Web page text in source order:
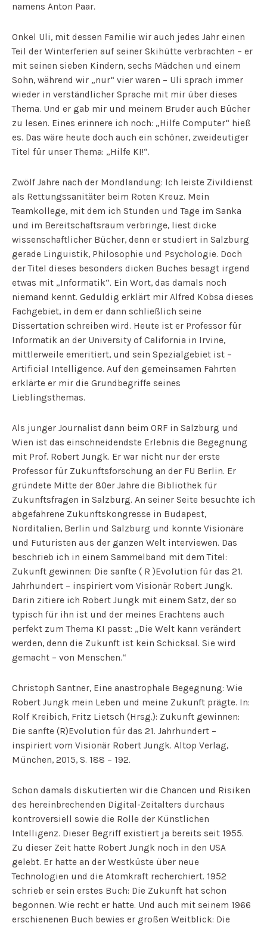
namens Anton Paar.
Onkel Uli, mit dessen Familie wir auch jedes Jahr einen
Teil der Winterferien auf seiner Skihütte verbrachten – er
mit seinen sieben Kindern, sechs Mädchen und einem
Sohn, während wir „nur“ vier waren – Uli sprach immer
wieder in verständlicher Sprache mit mir über dieses
Thema. Und er gab mir und meinem Bruder auch Bücher
zu lesen. Eines erinnere ich noch: „Hilfe Computer“ hieß
es. Das wäre heute doch auch ein schöner, zweideutiger
Titel für unser Thema: „Hilfe KI!“.
Zwölf Jahre nach der Mondlandung: Ich leiste Zivildienst
als Rettungssanitäter beim Roten Kreuz. Mein
Teamkollege, mit dem ich Stunden und Tage im Sanka
und im Bereitschaftsraum verbringe, liest dicke
wissenschaftlicher Bücher, denn er studiert in Salzburg
gerade Linguistik, Philosophie und Psychologie. Doch
der Titel dieses besonders dicken Buches besagt irgend
etwas mit „Informatik“. Ein Wort, das damals noch
niemand kennt. Geduldig erklärt mir Alfred Kobsa dieses
Fachgebiet, in dem er dann schließlich seine
Dissertation schreiben wird. Heute ist er Professor für
Informatik an der University of California in Irvine,
mittlerweile emeritiert, und sein Spezialgebiet ist –
Artificial Intelligence. Auf den gemeinsamen Fahrten
erklärte er mir die Grundbegriffe seines
Lieblingsthemas.
Als junger Journalist dann beim ORF in Salzburg und
Wien ist das einschneidendste Erlebnis die Begegnung
mit Prof. Robert Jungk. Er war nicht nur der erste
Professor für Zukunftsforschung an der FU Berlin. Er
gründete Mitte der 80er Jahre die Bibliothek für
Zukunftsfragen in Salzburg. An seiner Seite besuchte ich
abgefahrene Zukunftskongresse in Budapest,
Norditalien, Berlin und Salzburg und konnte Visionäre
und Futuristen aus der ganzen Welt interviewen. Das
beschrieb ich in einem Sammelband mit dem Titel:
Zukunft gewinnen: Die sanfte ( R )Evolution für das 21.
Jahrhundert – inspiriert vom Visionär Robert Jungk.
Darin zitiere ich Robert Jungk mit einem Satz, der so
typisch für ihn ist und der meines Erachtens auch
perfekt zum Thema KI passt: „Die Welt kann verändert
werden, denn die Zukunft ist kein Schicksal. Sie wird
gemacht – von Menschen.“
Christoph Santner, Eine anastrophale Begegnung: Wie
Robert Jungk mein Leben und meine Zukunft prägte. In:
Rolf Kreibich, Fritz Lietsch (Hrsg.): Zukunft gewinnen:
Die sanfte (R)Evolution für das 21. Jahrhundert –
inspiriert vom Visionär Robert Jungk. Altop Verlag,
München, 2015, S. 188 – 192.
Schon damals diskutierten wir die Chancen und Risiken
des hereinbrechenden Digital-Zeitalters durchaus
kontroversiell sowie die Rolle der Künstlichen
Intelligenz. Dieser Begriff existiert ja bereits seit 1955.
Zu dieser Zeit hatte Robert Jungk noch in den USA
gelebt. Er hatte an der Westküste über neue
Technologien und die Atomkraft recherchiert. 1952
schrieb er sein erstes Buch: Die Zukunft hat schon
begonnen. Wie recht er hatte. Und auch mit seinem 1966
erschienenen Buch bewies er großen Weitblick: Die